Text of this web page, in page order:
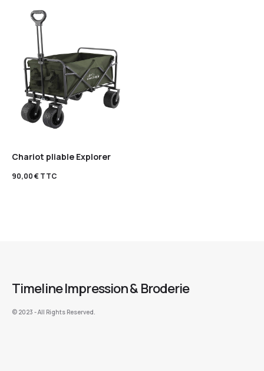
Chariot pliable Explorer
90,00€TTC
Timeline Impression & Broderie
©️ 2023 - All Rights Reserved.